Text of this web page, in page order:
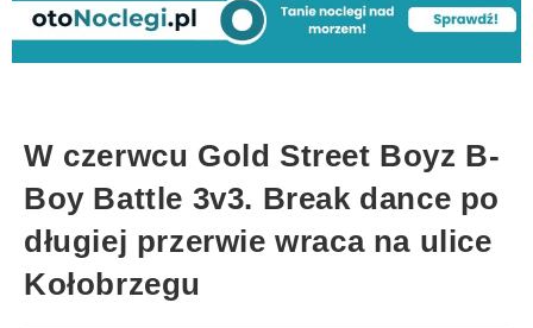
W czerwcu Gold Street Boyz B-
Boy Battle 3v3. Break dance po
długiej przerwie wraca na ulice
Kołobrzegu